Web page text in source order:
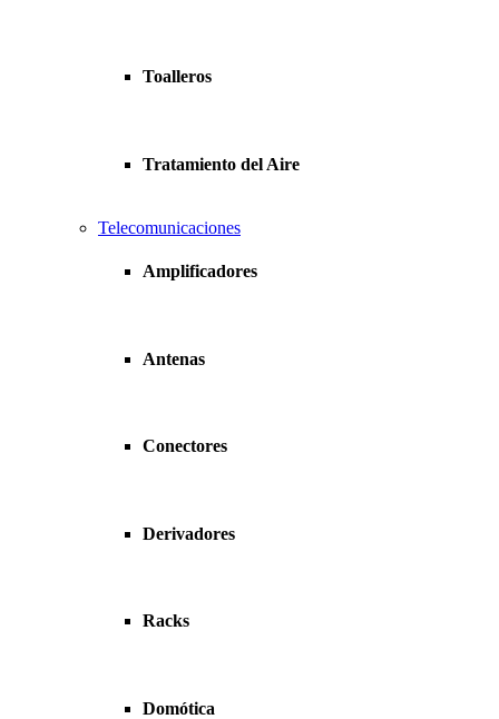
Toalleros
Tratamiento del Aire
Telecomunicaciones
Amplificadores
Antenas
Conectores
Derivadores
Racks
Domótica